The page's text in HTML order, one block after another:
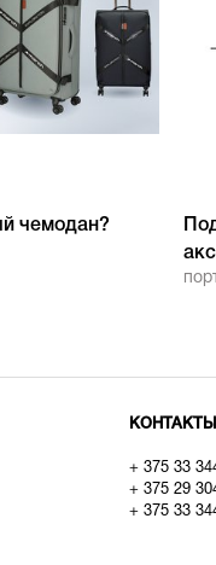
чемодан?
+ 375 33
+ 375 29
+ 375 33